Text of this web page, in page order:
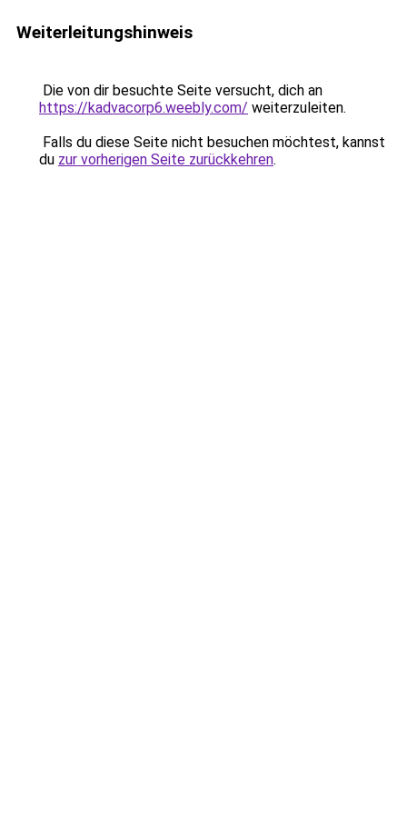
Weiterleitungshinweis
Die von dir besuchte Seite versucht, dich an
https://kadvacorp6.weebly.com/ weiterzuleiten.
Falls du diese Seite nicht besuchen möchtest, kannst
du zur vorherigen Seite zurückkehren.